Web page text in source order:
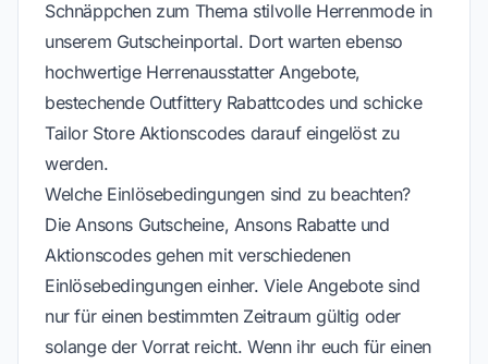
Schnäppchen zum Thema stilvolle Herrenmode in
unserem Gutscheinportal. Dort warten ebenso
hochwertige HerrenausstatterAngebote,
bestechende Outfittery Rabattcodesund schicke
Tailor Store Aktionscodes darauf eingelöst zu
werden.
Welche Einlösebedingungen sind zu beachten?
Die Ansons Gutscheine, Ansons Rabatte und
Aktionscodes gehen mit verschiedenen
Einlösebedingungen einher. Viele Angebote sind
nur für einen bestimmten Zeitraum gültig oder
solange der Vorrat reicht. Wenn ihr euch für einen